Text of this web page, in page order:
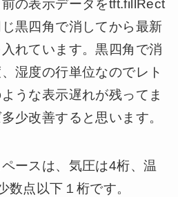
の表示データをtft.fillRect
黒四角で消してから最新
れています。黒四角で消
湿度の行単位なのでレト
うな表示遅れが残ってま
少改善すると思います。
ースは、気圧は4桁、温
数点以下１桁です。